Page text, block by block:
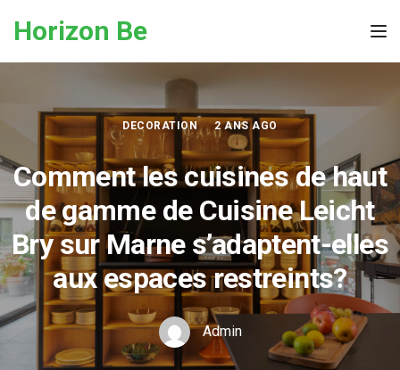
Horizon Be
DECORATION 2 ANS AGO
Comment les cuisines de haut
de gamme de Cuisine Leicht
Bry sur Marne s’adaptent-elles
aux espaces restreints?
Admin